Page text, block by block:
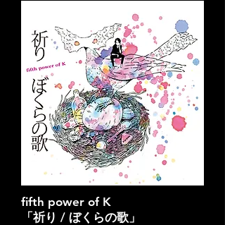
fifth power of K
​「祈り / ぼくらの歌」